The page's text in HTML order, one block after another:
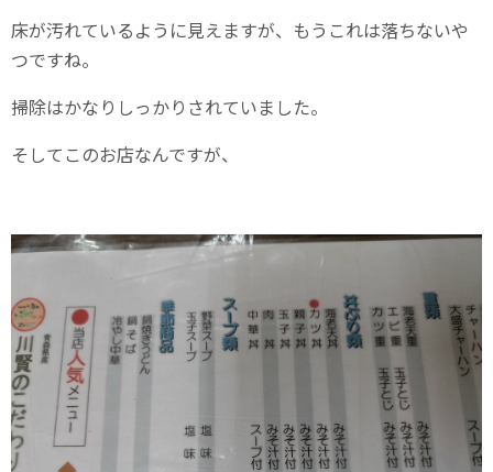
床が汚れているように見えますが、もうこれは落ちないや
つですね。
掃除はかなりしっかりされていました。
そしてこのお店なんですが、